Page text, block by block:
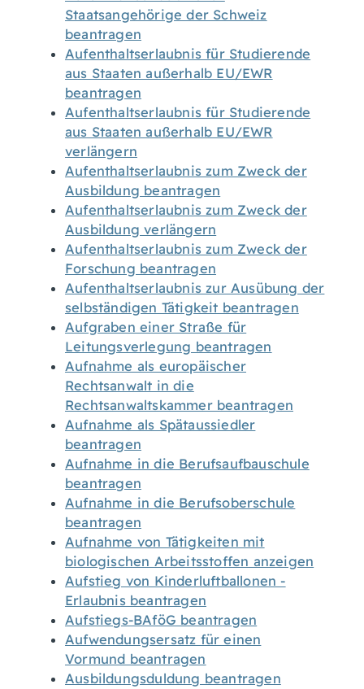
Staatsangehörige der Schweiz
beantragen
Aufenthaltserlaubnis für Studierende
aus Staaten außerhalb EU/EWR
beantragen
Aufenthaltserlaubnis für Studierende
aus Staaten außerhalb EU/EWR
verlängern
Aufenthaltserlaubnis zum Zweck der
Ausbildung beantragen
Aufenthaltserlaubnis zum Zweck der
Ausbildung verlängern
Aufenthaltserlaubnis zum Zweck der
Forschung beantragen
Aufenthaltserlaubnis zur Ausübung der
selbständigen Tätigkeit beantragen
Aufgraben einer Straße für
Leitungsverlegung beantragen
Aufnahme als europäischer
Rechtsanwalt in die
Rechtsanwaltskammer beantragen
Aufnahme als Spätaussiedler
beantragen
Aufnahme in die Berufsaufbauschule
beantragen
Aufnahme in die Berufsoberschule
beantragen
Aufnahme von Tätigkeiten mit
biologischen Arbeitsstoffen anzeigen
Aufstieg von Kinderluftballonen -
Erlaubnis beantragen
Aufstiegs-BAföG beantragen
Aufwendungsersatz für einen
Vormund beantragen
Ausbildungsduldung beantragen